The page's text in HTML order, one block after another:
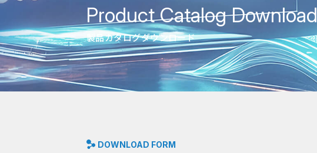
Product Catalog Download
製品カタログダウンロード
DOWNLOAD FORM